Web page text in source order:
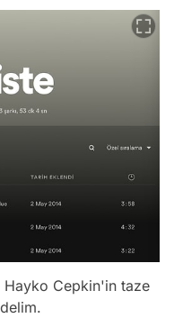
Hayko Cepkin'in taze